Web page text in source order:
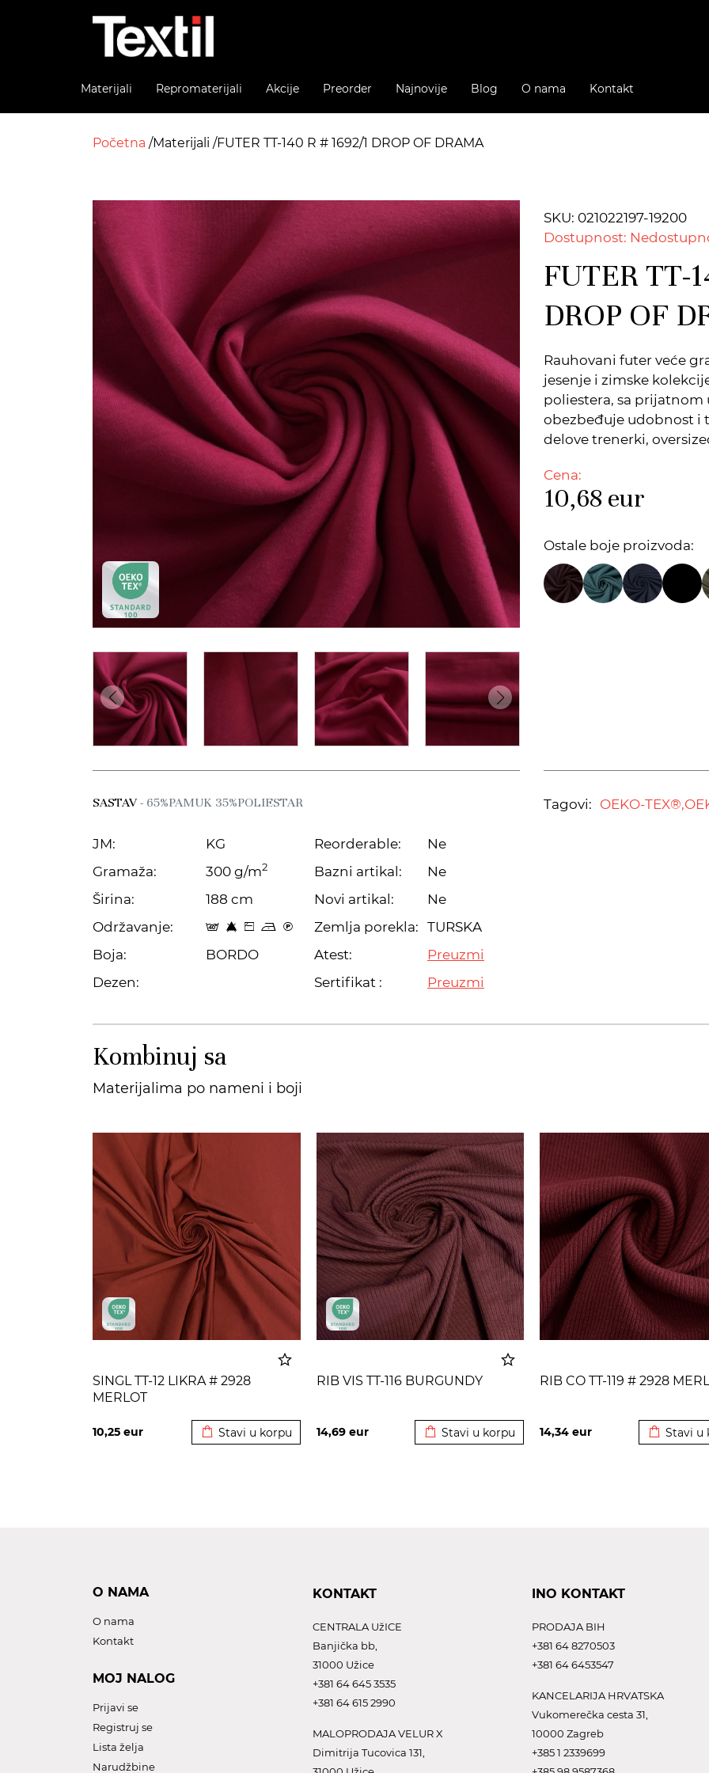
Materijali Repromaterijali Akcije Preorder Najnovije Blog O nama Kontakt
Početna Materijali FUTER TT-140 R # 1692/1 DROP OF DRAMA
SKU: 021022197-19200
Dostupnost:
FUTER TT-
DROP OF
Rauhovani futer veće
jesenje i zimske
poliestera, sa
obezbeđuje udobnost i
delove trenerki,
Cena:
10,68 eur
Ostale boje proizvoda:
SASTAV- 65%PAMUK 35%POLIESTAR
JM:
KG
Gramaža:
300 g/m2
Širina:
188 cm
Održavanje:
t 8 Z o C
Boja:
BORDO
Dezen:
Reorderable:
Ne
Bazni artikal:
Ne
Novi artikal:
Ne
Zemlja porekla: TURSKA
Atest:
Preuzmi
Sertifikat :
Preuzmi
Tagovi: OEKO-TEX®,
Kombinuj sa
Materijalima po nameni i boji
SINGL TT-12 LIKRA # 2928
MERLOT
10,25 eur Stavi u korpu
RIB VIS TT-116 BURGUNDY
14,69 eur Stavi u korpu
RIB CO TT-119 # 2928
14,34 eur Stavi u
O NAMA
O nama
Kontakt
MOJ NALOG
Prijavi se
Registruj se
Lista želja
Narudžbine
KONTAKT
CENTRALA UžICE
Banjička bb,
31000 Užice
+381 64 645 3535
+381 64 615 2990
MALOPRODAJA VELUR X
Dimitrija Tucovica 131,
INO KONTAKT
PRODAJA BIH
+381 64 8270503
+381 64 6453547
KANCELARIJA HRVATSKA
Vukomerečka cesta 31,
10000 Zagreb
+385 1 2339699